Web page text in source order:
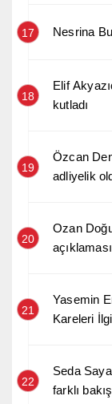
17 Nesrina
18
Elif
kutladı
19
Özcan
adliyelik
20
Ozan
açıklaması
21
Yasemin
Kareleri
22
Seda
farklı bakış